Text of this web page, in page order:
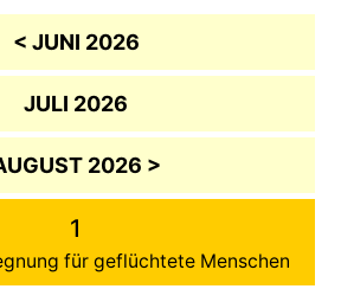
< JUNI 2026
JULI 2026
2026 >
1
für geflüchtete Menschen